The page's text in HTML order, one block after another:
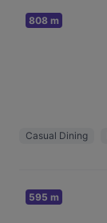
808 m
Casual Dining
595 m